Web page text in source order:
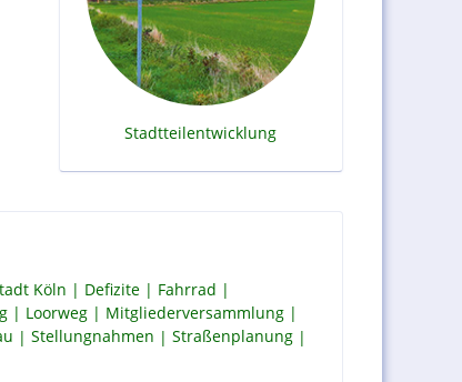
Stadtteilentwicklung
Köln Defizite
Fahrrad
Loorweg
Mitgliederversammlung
Stellungnahmen
Straßenplanung